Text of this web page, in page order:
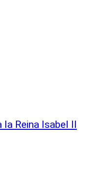
Reina Isabel II